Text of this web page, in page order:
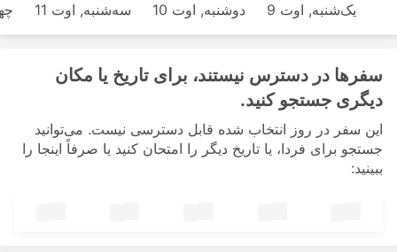
یک‌شنبه, اوت 9 دوشنبه, اوت 10 سه‌شنبه, اوت 11
سفرها در دسترس نیستند، برای تاریخ یا مکان
دیگری جستجو کنید.
این سفر در روز انتخاب شده قابل دسترسی نیست. می‌توانید
جستجو برای فردا، یا تاریخ دیگر را امتحان کنید یا صرفاً اینجا را
ببینید: